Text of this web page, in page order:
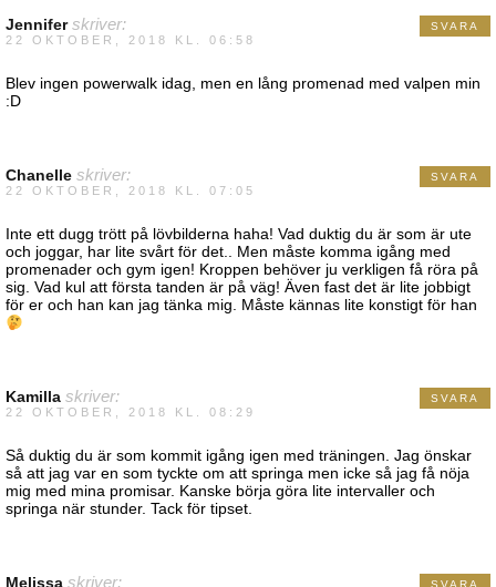
Jennifer skriver:
22 OKTOBER, 2018 KL. 06:58
Blev ingen powerwalk idag, men en lång promenad med valpen min
:D
SVARA
Chanelle skriver:
22 OKTOBER, 2018 KL. 07:05
Inte ett dugg trött på lövbilderna haha! Vad duktig du är som är ute
och joggar, har lite svårt för det.. Men måste komma igång med
promenader och gym igen! Kroppen behöver ju verkligen få röra på
sig. Vad kul att första tanden är på väg! Även fast det är lite jobbigt
för er och han kan jag tänka mig. Måste kännas lite konstigt för han
SVARA
Kamilla skriver:
22 OKTOBER, 2018 KL. 08:29
Så duktig du är som kommit igång igen med träningen. Jag önskar
så att jag var en som tyckte om att springa men icke så jag få nöja
mig med mina promisar. Kanske börja göra lite intervaller och
springa när stunder. Tack för tipset.
SVARA
Melissa skriver: